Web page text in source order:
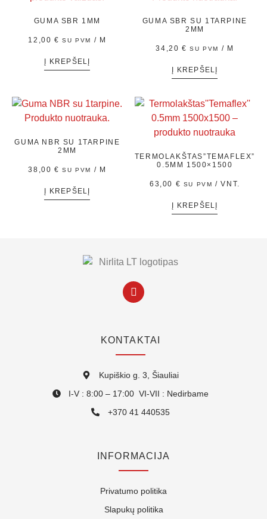
GUMA SBR 1MM
12,00€ SU PVM / M
Į KREPŠELĮ
GUMA SBR SU 1TARPINE
2MM
34,20€ SU PVM / M
Į KREPŠELĮ
GUMA NBR SU 1TARPINE
2MM
38,00€ SU PVM / M
Į KREPŠELĮ
TERMOLAKŠTAS”TEMAFLEX”
0.5MM 1500×1500
63,00 € SU PVM / VNT.
Į KREPŠELĮ
KONTAKTAI
Kupiškio g. 3, Šiauliai
I-V : 8:00 – 17:00 VI-VII : Nedirbame
+370 41 440535
INFORMACIJA
Privatumo politika
Slapukų politika